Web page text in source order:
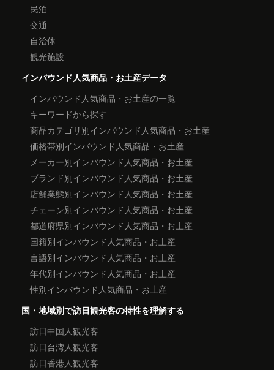
民泊
交通
自治体
観光施設
インバウンド人気商品・お土産データ
インバウンド人気商品・お土産の一覧
キーワードから探す
商品カテゴリ別インバウンド人気商品・お土産
価格帯別インバウンド人気商品・お土産
メーカー別インバウンド人気商品・お土産
ブランド別インバウンド人気商品・お土産
店舗業態別インバウンド人気商品・お土産
チェーン別インバウンド人気商品・お土産
都道府県別インバウンド人気商品・お土産
国籍別インバウンド人気商品・お土産
言語別インバウンド人気商品・お土産
年代別インバウンド人気商品・お土産
性別インバウンド人気商品・お土産
国・地域別で訪日観光客の特性を理解する
訪日中国人観光客
訪日台湾人観光客
訪日香港人観光客